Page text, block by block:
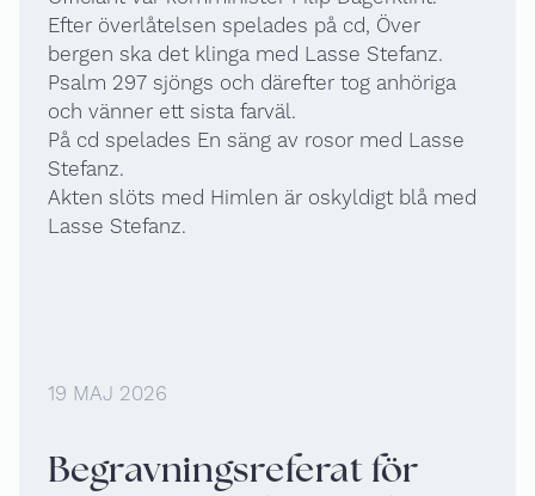
Efter överlåtelsen spelades på cd, Över
bergen ska det klinga med Lasse Stefanz.
Psalm 297 sjöngs och därefter tog anhöriga
och vänner ett sista farväl.
På cd spelades En säng av rosor med Lasse
Stefanz.
Akten slöts med Himlen är oskyldigt blå med
Lasse Stefanz.
19 MAJ 2026
Begravningsreferat för